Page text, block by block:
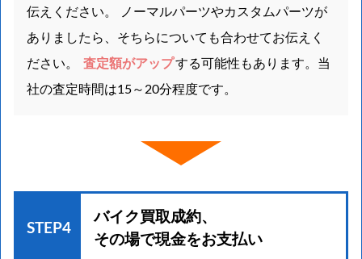
伝えください。 ノーマルパーツやカスタムパーツが
ありましたら、そちらについても合わせてお伝えく
ださい。
査定額がアップする可能性もあります。当
社の査定時間は15～20分程度です。
STEP4
バイク買取成約、
その場で現金をお支払い